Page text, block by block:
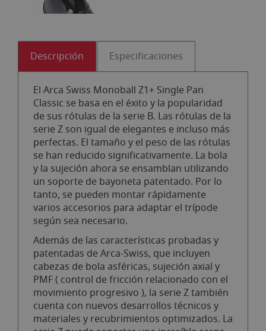
Descripción Especificaciones
El Arca Swiss Monoball Z1+ Single Pan
Classic se basa en el éxito y la popularidad
de sus rótulas de la serie B. Las rótulas de la
serie Z son igual de elegantes e incluso más
perfectas. El tamaño y el peso de las rótulas
se han reducido significativamente. La bola
y la sujeción ahora se ensamblan utilizando
un soporte de bayoneta patentado. Por lo
tanto, se pueden montar rápidamente
varios accesorios para adaptar el trípode
según sea necesario.
Además de las características probadas y
patentadas de Arca-Swiss, que incluyen
cabezas de bola asféricas, sujeción axial y
PMF ( control de fricción relacionado con el
movimiento progresivo ), la serie Z también
cuenta con nuevos desarrollos técnicos y
materiales y recubrimientos optimizados. La